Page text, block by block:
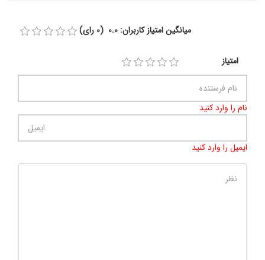
میانگین امتیاز کاربران: 0.0 (0 رای)
امتیاز
نام را وارد کنید
ایمیل را وارد کنید